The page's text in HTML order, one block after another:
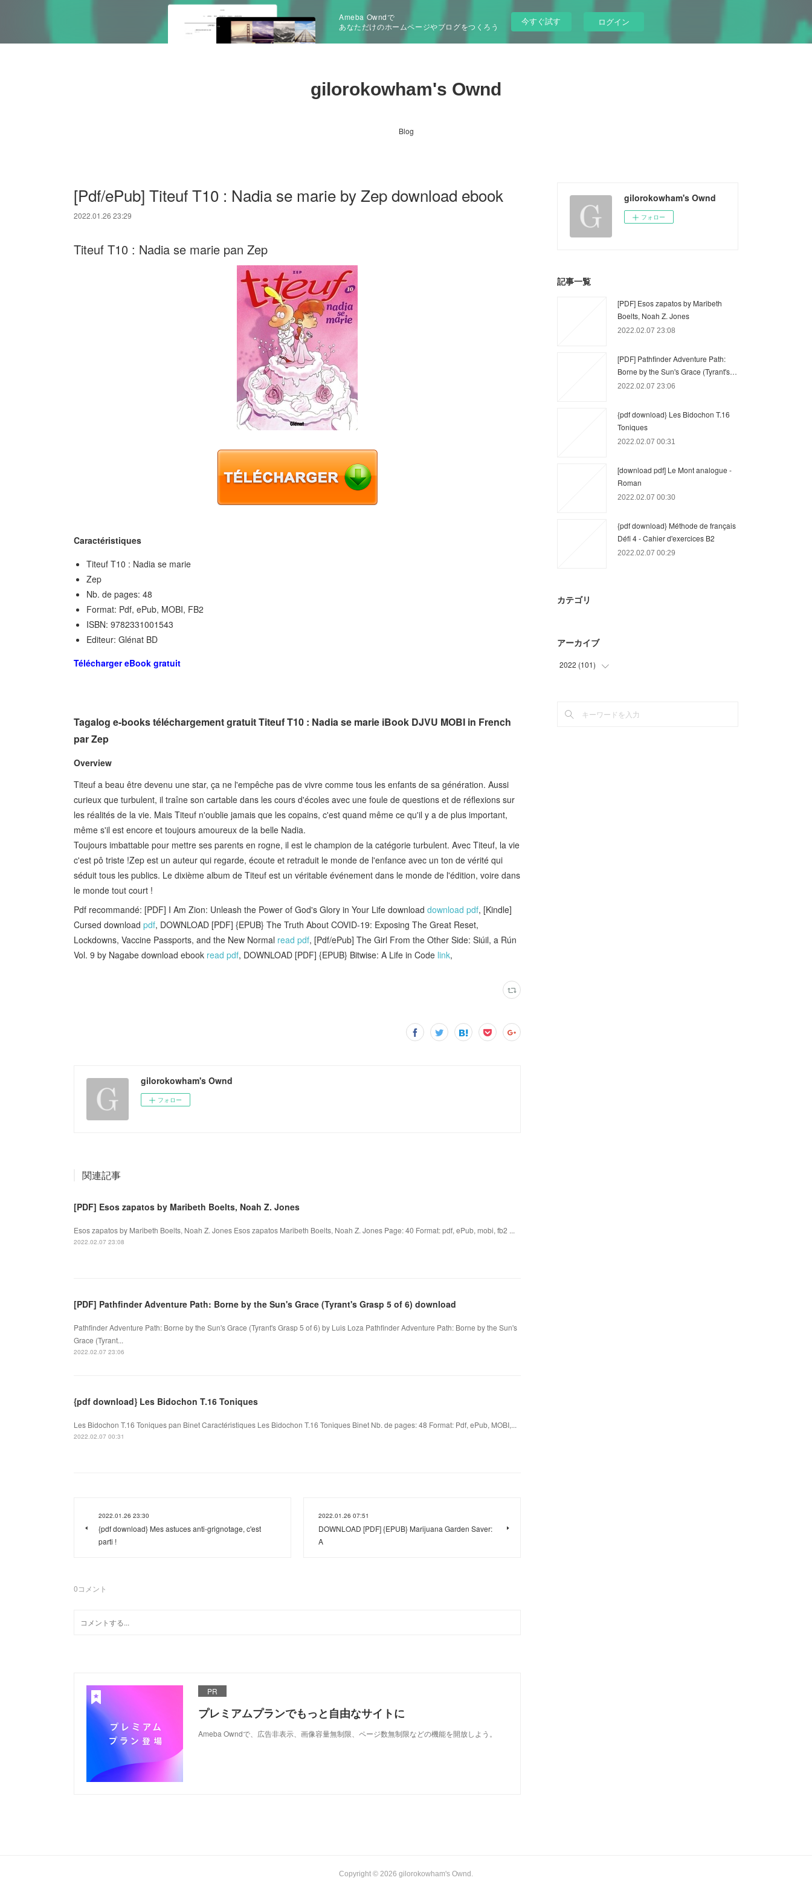
Ameba Owndで
あなただけのホームページやブログをつくろう
今すぐ試す ログイン
gilorokowham's Ownd
Blog
[Pdf/ePub] Titeuf T10 : Nadia se marie by Zep download ebook
2022.01.26 23:29
Titeuf T10 : Nadia se marie pan Zep
Caractéristiques
Titeuf T10 : Nadia se marie
Zep
Nb. de pages: 48
Format: Pdf, ePub, MOBI, FB2
ISBN: 9782331001543
Editeur: Glénat BD
Télécharger eBook gratuit
Tagalog e-books téléchargement gratuit Titeuf T10 : Nadia se marie iBook DJVU MOBI in French
par Zep
Overview
Titeuf a beau être devenu une star, ça ne l'empêche pas de vivre comme tous les enfants de sa génération. Aussi
curieux que turbulent, il traîne son cartable dans les cours d'écoles avec une foule de questions et de réflexions sur
les réalités de la vie. Mais Titeuf n'oublie jamais que les copains, c'est quand même ce qu'il y a de plus important,
même s'il est encore et toujours amoureux de la belle Nadia.
Toujours imbattable pour mettre ses parents en rogne, il est le champion de la catégorie turbulent. Avec Titeuf, la vie
c'est pô triste !Zep est un auteur qui regarde, écoute et retraduit le monde de l'enfance avec un ton de vérité qui
séduit tous les publics. Le dixième album de Titeuf est un véritable événement dans le monde de l'édition, voire dans
le monde tout court !
Pdf recommandé: [PDF] I Am Zion: Unleash the Power of God's Glory in Your Life download download pdf, [Kindle]
Cursed download pdf, DOWNLOAD [PDF] {EPUB} The Truth About COVID-19: Exposing The Great Reset,
Lockdowns, Vaccine Passports, and the New Normal read pdf, [Pdf/ePub] The Girl From the Other Side: Siúil, a Rún
Vol. 9 by Nagabe download ebook read pdf, DOWNLOAD [PDF] {EPUB} Bitwise: A Life in Code link,
gilorokowham's Ownd
フォロー
関連記事
[PDF] Esos zapatos by Maribeth Boelts, Noah Z. Jones
Esos zapatos by Maribeth Boelts, Noah Z. Jones Esos zapatos Maribeth Boelts, Noah Z. Jones Page: 40 Format: pdf, ePub, mobi, fb2 ...
2022.02.07 23:08
[PDF] Pathfinder Adventure Path: Borne by the Sun's Grace (Tyrant's Grasp 5 of 6) download
Pathfinder Adventure Path: Borne by the Sun's Grace (Tyrant's Grasp 5 of 6) by Luis Loza Pathfinder Adventure Path: Borne by the Sun's
Grace (Tyrant...
2022.02.07 23:06
{pdf download} Les Bidochon T.16 Toniques
Les Bidochon T.16 Toniques pan Binet Caractéristiques Les Bidochon T.16 Toniques Binet Nb. de pages: 48 Format: Pdf, ePub, MOBI,...
2022.02.07 00:31
2022.01.26 23:30
{pdf download} Mes astuces anti-grignotage, c'est
parti !
2022.01.26 07:51
DOWNLOAD [PDF] {EPUB} Marijuana Garden Saver:
A
0コメント
PR
プレミアムプランでもっと自由なサイトに
Ameba Owndで、広告非表示、画像容量無制限、ページ数無制限などの機能を開放しよう。
gilorokowham's Ownd
フォロー
記事一覧
[PDF] Esos zapatos by Maribeth
Boelts, Noah Z. Jones
2022.02.07 23:08
[PDF] Pathfinder Adventure Path:
Borne by the Sun's Grace (Tyrant's…
2022.02.07 23:06
{pdf download} Les Bidochon T.16
Toniques
2022.02.07 00:31
[download pdf] Le Mont analogue -
Roman
2022.02.07 00:30
{pdf download} Méthode de français
Défi 4 - Cahier d'exercices B2
2022.02.07 00:29
カテゴリ
アーカイブ
2022 (101)
Copyright © 2026 gilorokowham's Ownd .